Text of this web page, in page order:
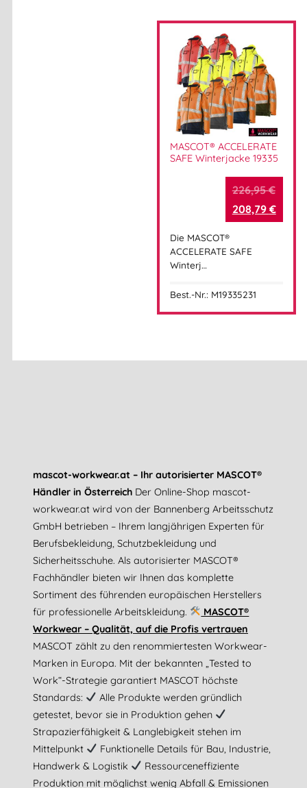
MASCOT® ACCELERATE
SAFE Winterjacke 19335
226,95€
208,79 €
Die MASCOT®
ACCELERATE SAFE
Winterj…
Best.-Nr.: M19335231
mascot-workwear.at – Ihr autorisierter MASCOT®
Händler in Österreich Der Online-Shop mascot-
workwear.at wird von der Bannenberg Arbeitsschutz
GmbH betrieben – Ihrem langjährigen Experten für
Berufsbekleidung, Schutzbekleidung und
Sicherheitsschuhe. Als autorisierter MASCOT®
Fachhändler bieten wir Ihnen das komplette
Sortiment des führenden europäischen Herstellers
für professionelle Arbeitskleidung.
MASCOT®
Workwear – Qualität, auf die Profis vertrauen
MASCOT zählt zu den renommiertesten Workwear-
Marken in Europa. Mit der bekannten „Tested to
Work“-Strategie garantiert MASCOT höchste
Standards:
Alle Produkte werden gründlich
getestet, bevor sie in Produktion gehen
Strapazierfähigkeit & Langlebigkeit stehen im
Mittelpunkt
Funktionelle Details für Bau, Industrie,
Handwerk & Logistik
Ressourceneffiziente
Produktion mit möglichst wenig Abfall & Emissionen